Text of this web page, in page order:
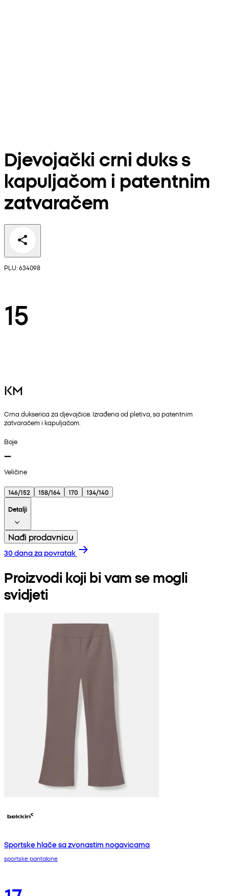
Djevojački crni duks s
kapuljačom i patentnim
zatvaračem
PLU: 634098
15
KM
Crna dukserica za djevojčice. Izrađena od pletiva, sa patentnim
zatvaračem i kapuljačom.
Boje
Veličine
146/152 158/164 170
134/140
Detalji
Nađi prodavnicu
30 dana za povratak
Proizvodi koji bi vam se mogli
svidjeti
Sportske hlače sa zvonastim nogavicama
sportske pantalone